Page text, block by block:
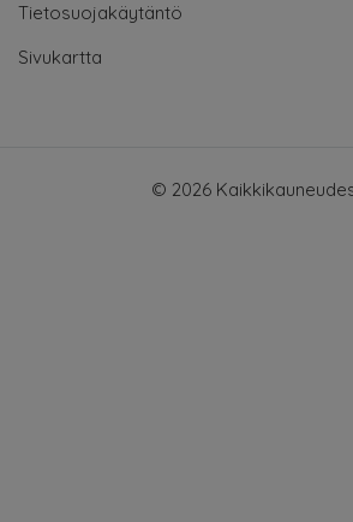
Tietosuojakäytäntö
Sivukartta
© 2026